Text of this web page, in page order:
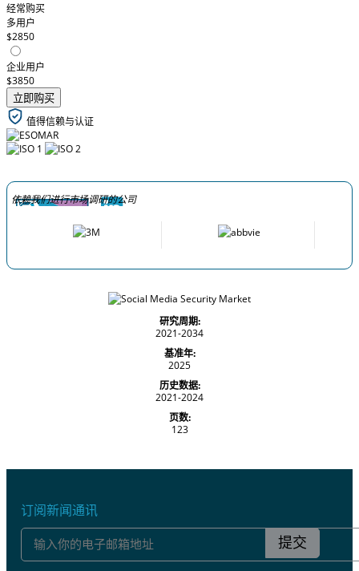
经常购买
多用户
$2850
企业用户
$3850
立即购买
值得信赖与认证
依赖我们进行市场调研的公司
研究周期:
2021-2034
基准年:
2025
历史数据:
2021-2024
页数:
123
订阅新闻通讯
提交